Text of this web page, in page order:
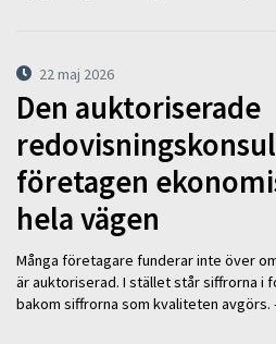
22 maj 2026
Den auktoriserade
företagen
hela vägen
Många företagare funderar inte över
är auktoriserad. I stället står siffrorna i
bakom siffrorna som kvaliteten